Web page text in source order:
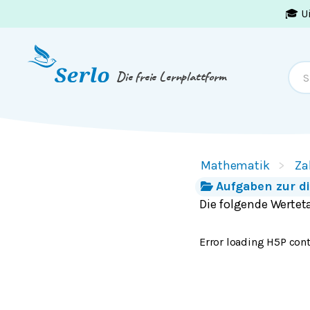
🎓
Die freie Lernplattform
Mathematik
Aufgaben zur
Die folgende
Error loading H5P